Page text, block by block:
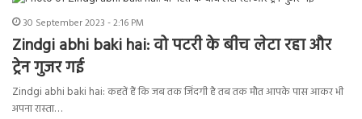
30 September 2023 - 2:16 PM
Zindgi abhi baki hai: वो पटरी के बीच लेटा रहा और
ट्रेन गुजर गई
Zindgi abhi baki hai: कहतें हैं कि जब तक जिंदगी है तब तक मौत आपके पास आकर भी
अपना रास्ता…